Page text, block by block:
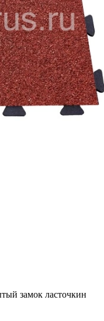
замок ласточкин